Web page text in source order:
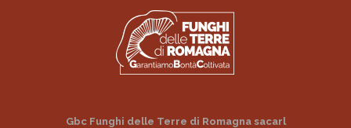
Gbc Funghi delle Terre di Romagna sacarl